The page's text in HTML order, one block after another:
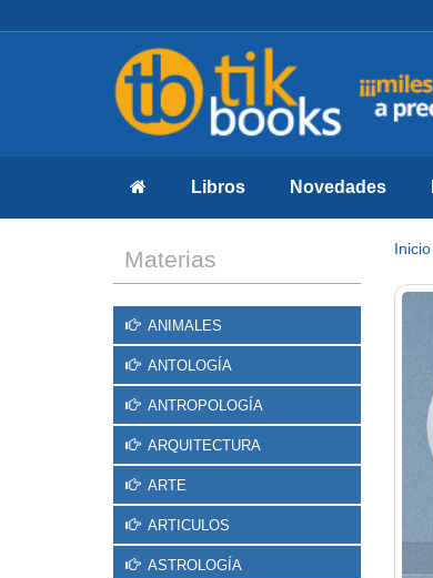
Libros Novedades
Materias
ANIMALES
ANTOLOGÍA
ANTROPOLOGÍA
ARQUITECTURA
ARTE
ARTICULOS
ASTROLOGÍA
Inicio